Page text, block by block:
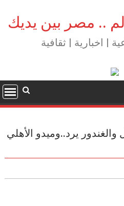
.. مصر بين يديك
| اخبارية | ثقافية
والغندور يرد..وميدو الأهلي